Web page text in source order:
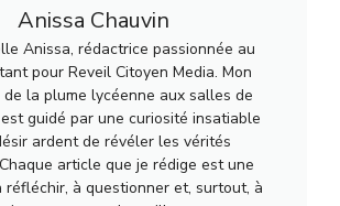
Anissa Chauvin
Anissa, rédactrice passionnée au
pour Reveil Citoyen Media. Mon
de la plume lycéenne aux salles de
guidé par une curiosité insatiable
ardent de révéler les vérités
article que je rédige est une
réfléchir, à questionner et, surtout, à